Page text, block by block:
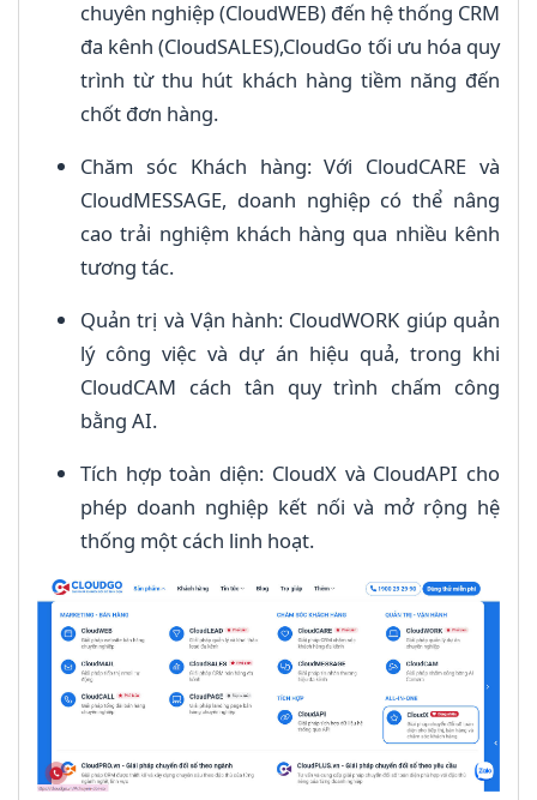
chuyên nghiệp (CloudWEB) đến hệ thống CRM
đa kênh (CloudSALES),CloudGo tối ưu hóa quy
trình từ thu hút khách hàng tiềm năng đến
chốt đơn hàng.
Chăm sóc Khách hàng: Với CloudCARE và
CloudMESSAGE, doanh nghiệp có thể nâng
cao trải nghiệm khách hàng qua nhiều kênh
tương tác.
Quản trị và Vận hành: CloudWORK giúp quản
lý công việc và dự án hiệu quả, trong khi
CloudCAM cách tân quy trình chấm công
bằng AI.
Tích hợp toàn diện: CloudX và CloudAPI cho
phép doanh nghiệp kết nối và mở rộng hệ
thống một cách linh hoạt.